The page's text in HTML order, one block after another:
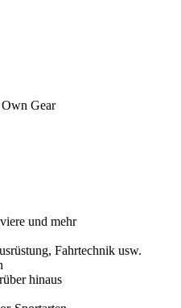
Gear
und mehr
Fahrtechnik usw.
hinaus